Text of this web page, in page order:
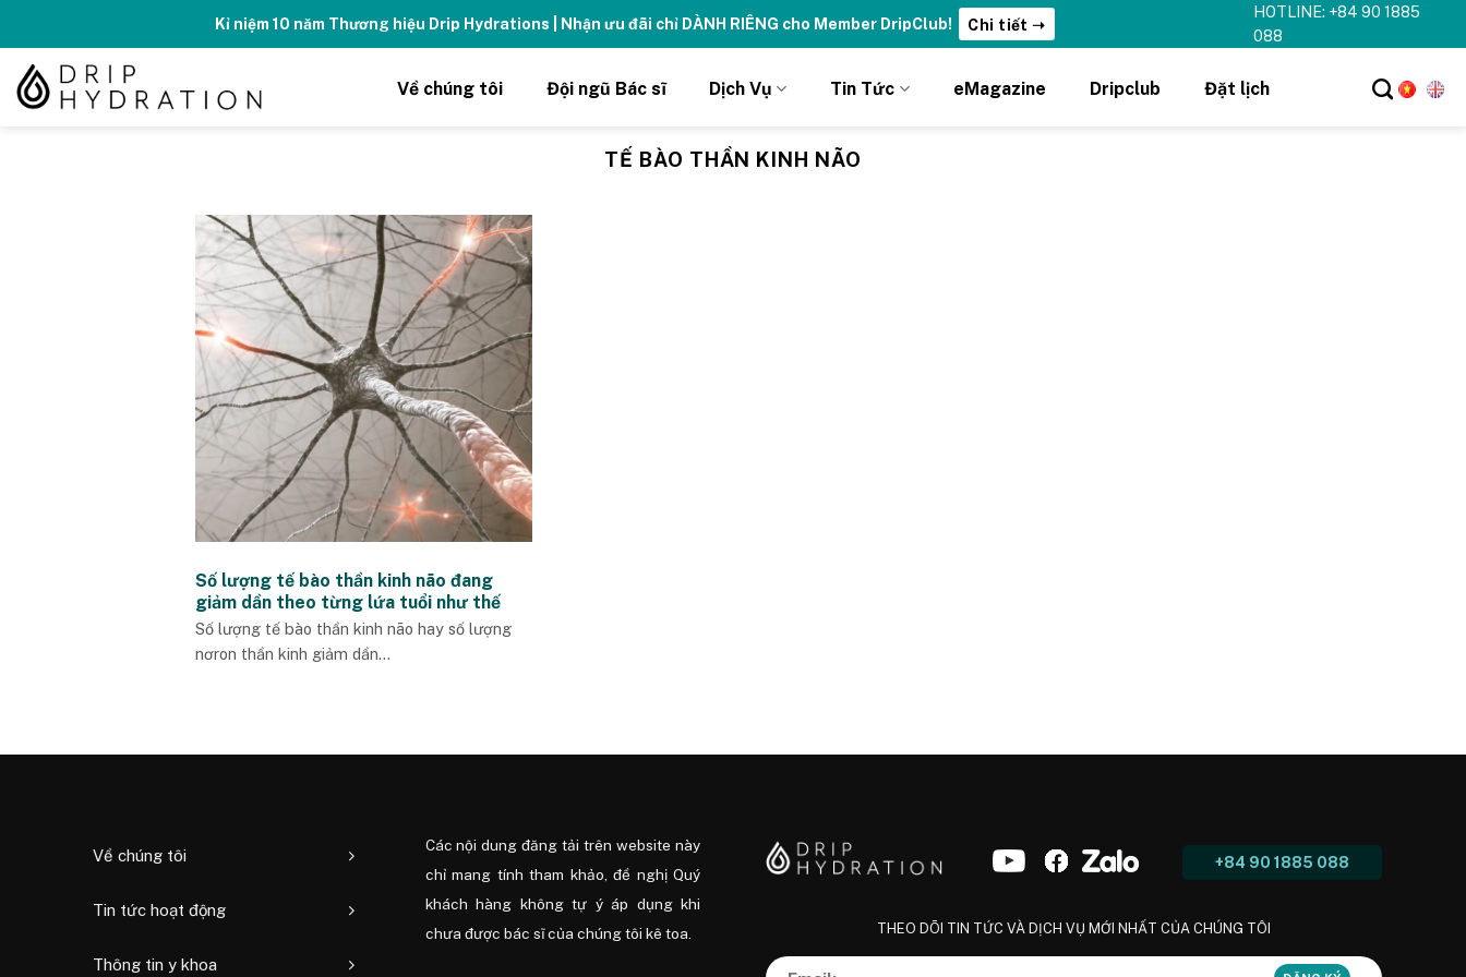
content
Kỉ niệm 10 năm Thương hiệu Drip Hydrations | Nhận ưu đãi chỉ DÀNH RIÊNG cho Member DripClub! Chi tiết ➝
HOTLINE: +84 90 1885
088
Về chúng tôi Đội ngũ Bác sĩ Dịch Vụ Tin Tức eMagazine Dripclub Đặt lịch
TẾ BÀO THẦN KINH NÃO
Số lượng tế bào thần kinh não đang
giảm dần theo từng lứa tuổi như thế
nào?
Số lượng tế bào thần kinh não hay số lượng
nơron thần kinh giảm dần...
Về chúng tôi
Tin tức hoạt động
Thông tin y khoa
Các nội dung đăng tải trên website này
chỉ mang tính tham khảo, đề nghị Quý
khách hàng không tự ý áp dụng khi
chưa được bác sĩ của chúng tôi kê toa.
+84 90 1885 088
THEO DÕI TIN TỨC VÀ DỊCH VỤ MỚI NHẤT CỦA CHÚNG TÔI